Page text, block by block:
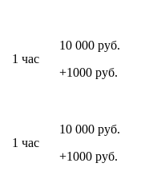
1 час
10 000 руб.
+1000 руб.
1 час
10 000 руб.
+1000 руб.